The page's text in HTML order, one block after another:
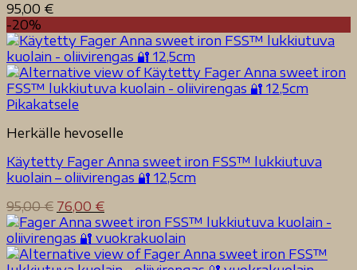
95,00 €
-20%
Pikakatsele
Herkälle hevoselle
Käytetty Fager Anna sweet iron FSS™ lukkiutuva
kuolain – oliivirengas 🔐 12,5cm
95,00€ Alkuperäinen
hinta
oli:
95,00 €.
76,00 €Nykyinen
hinta
on:
76,00 €.